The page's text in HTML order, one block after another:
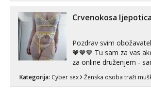
Crvenokosa
Pozdrav svim
🧡🧡🧡 Tu sam za vas
za online druženjem -
možete zabaviti preko
ako vam nisam dovoljna
Kategorija: Cyber sex Ženska osoba traži